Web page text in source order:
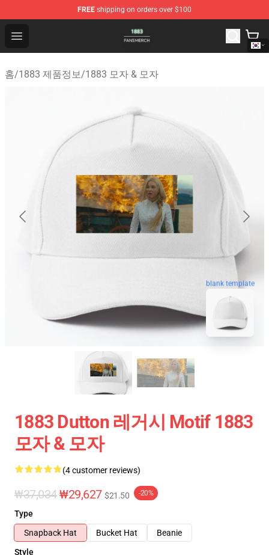
FREE shipping on orders over $100
Open menu
1883 Shop - Official 1883 Merchandise Store
홈/1883 제품정보/1883 모자 & 모자
blank template
1883 Dutton 레거시 Motif 1883
모자 & 모자
(4 customer reviews)
₩37,034₩29,627 $21.50 -20%
Type
Snapback Hat
Bucket Hat
Beanie
Style